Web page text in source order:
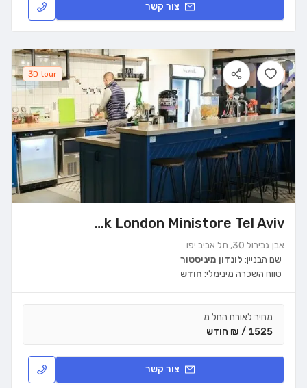
צור קשר
3D tour
WeWork London Ministore Tel Aviv
אבן גבירול 30, תל אביב יפו
שם הבניין: לונדון מיניסטור
טווח השכרה מינימלי: חודש
מחיר לאורח החל מ
1525 / ₪ חודש
צור קשר